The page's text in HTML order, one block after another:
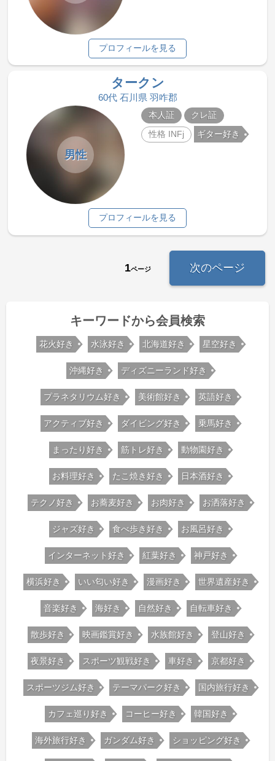
プロフィールを見る
タークン
60代 石川県 羽咋郡
男性
本人証 クレ証
性格 INFj ギター好き
プロフィールを見る
1ページ 次のページ
キーワードから会員検索
花火好き 水泳好き 北海道好き 星空好き
沖縄好き ディズニーランド好き
プラネタリウム好き 美術館好き 英語好き
アクティブ好き ダイビング好き 乗馬好き
まったり好き 筋トレ好き 動物園好き
お料理好き たこ焼き好き 日本酒好き
テクノ好き お蕎麦好き お肉好き お洒落好き
ジャズ好き 食べ歩き好き お風呂好き
インターネット好き 紅葉好き 神戸好き
横浜好き いい匂い好き 漫画好き 世界遺産好き
音楽好き 海好き 自然好き 自転車好き
散歩好き 映画鑑賞好き 水族館好き 登山好き
夜景好き スポーツ観戦好き 車好き 京都好き
スポーツジム好き テーマパーク好き 国内旅行好き
カフェ巡り好き コーヒー好き 韓国好き
海外旅行好き ガンダム好き ショッピング好き